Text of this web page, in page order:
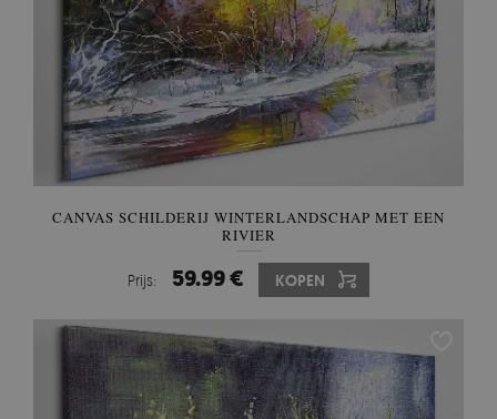
CANVAS SCHILDERIJ WINTERLANDSCHAP MET EEN
RIVIER
Prijs: 59.99 € KOPEN